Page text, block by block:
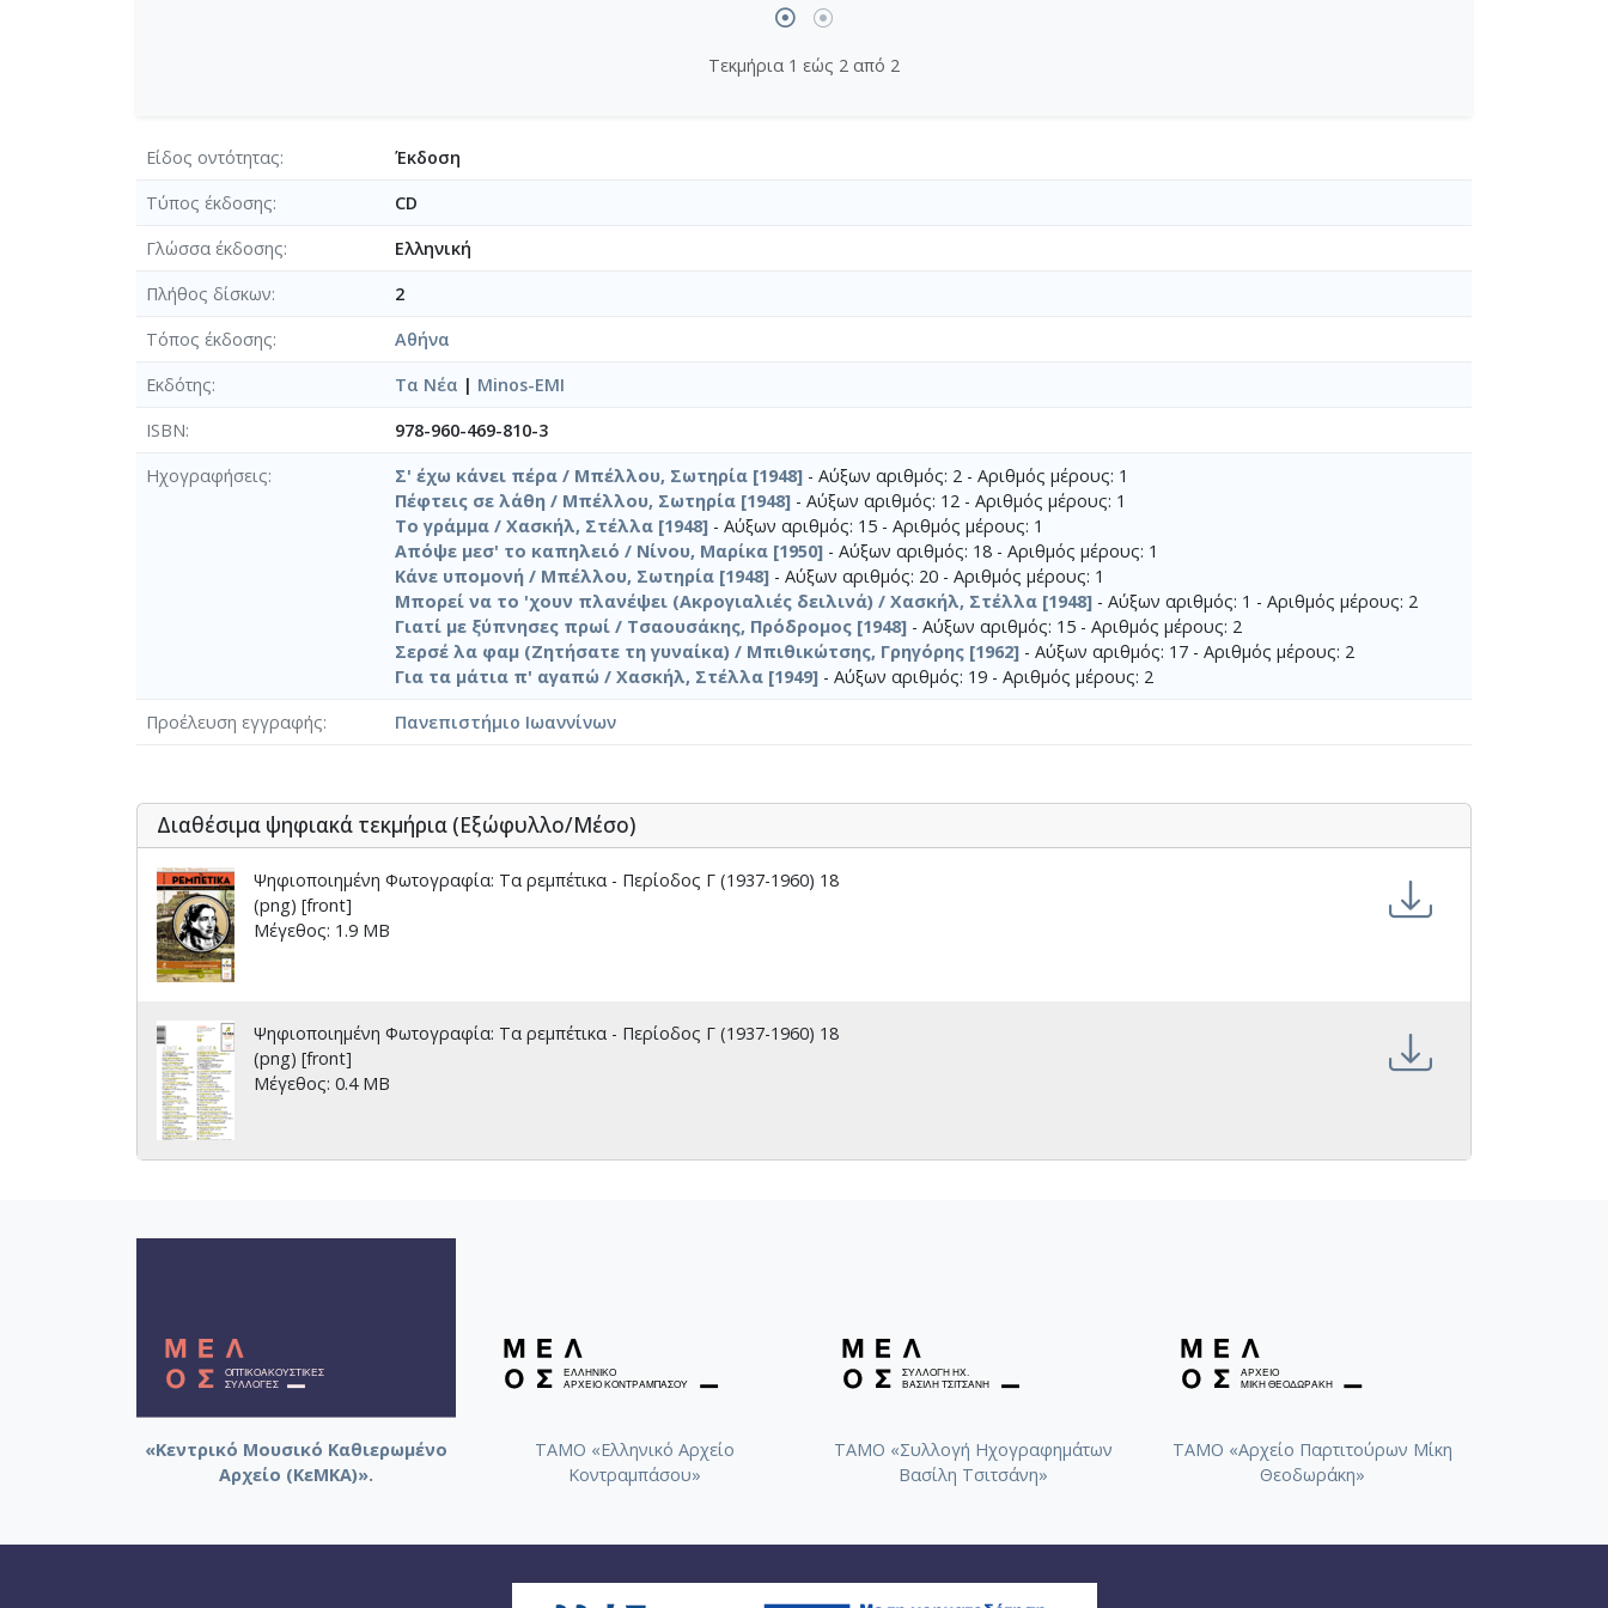
Τεκμήρια 1 εώς 2 από 2
Είδος οντότητας
Έκδοση
Τύπος έκδοσης
CD
Γλώσσα έκδοσης
Ελληνική
Πλήθος δίσκων
2
Τόπος έκδοσης
Αθήνα
Εκδότης
Τα Νέα | Minos-EMI
ISBN
978-960-469-810-3
Ηχογραφήσεις
Σ' έχω κάνει πέρα / Μπέλλου, Σωτηρία [1948] - Αύξων αριθμός: 2 - Αριθμός μέρους: 1
Πέφτεις σε λάθη / Μπέλλου, Σωτηρία [1948] - Αύξων αριθμός: 12 - Αριθμός μέρους: 1
Το γράμμα / Χασκήλ, Στέλλα [1948] - Αύξων αριθμός: 15 - Αριθμός μέρους: 1
Απόψε μεσ' το καπηλειό / Νίνου, Μαρίκα [1950] - Αύξων αριθμός: 18 - Αριθμός μέρους: 1
Κάνε υπομονή / Μπέλλου, Σωτηρία [1948] - Αύξων αριθμός: 20 - Αριθμός μέρους: 1
Μπορεί να το 'χουν πλανέψει (Ακρογιαλιές δειλινά) / Χασκήλ, Στέλλα [1948] - Αύξων αριθμός: 1 - Αριθμός μέρους: 2
Γιατί με ξύπνησες πρωί / Τσαουσάκης, Πρόδρομος [1948] - Αύξων αριθμός: 15 - Αριθμός μέρους: 2
Σερσέ λα φαμ (Ζητήσατε τη γυναίκα) / Μπιθικώτσης, Γρηγόρης [1962] - Αύξων αριθμός: 17 - Αριθμός μέρους: 2
Για τα μάτια π' αγαπώ / Χασκήλ, Στέλλα [1949] - Αύξων αριθμός: 19 - Αριθμός μέρους: 2
Προέλευση εγγραφής
Πανεπιστήμιο Ιωαννίνων
Διαθέσιμα ψηφιακά τεκμήρια (Εξώφυλλο/Μέσο)
Ψηφιοποιημένη Φωτογραφία: Τα ρεμπέτικα - Περίοδος Γ (1937-1960) 18
(png) [front]
Μέγεθος: 1.9 MB
Ψηφιοποιημένη Φωτογραφία: Τα ρεμπέτικα - Περίοδος Γ (1937-1960) 18
(png) [front]
Μέγεθος: 0.4 MB
«Κεντρικό Μουσικό Καθιερωμένο
Αρχείο (ΚεΜΚΑ)».
ΤΑΜΟ «Ελληνικό Αρχείο
Κοντραμπάσου»
ΤΑΜΟ «Συλλογή Ηχογραφημάτων
Βασίλη Τσιτσάνη»
ΤΑΜΟ «Αρχείο Παρτιτούρων Μίκη
Θεοδωράκη»